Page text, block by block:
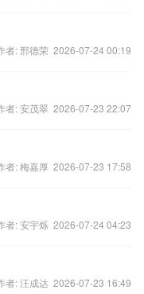
者: 邢德荣 2026-07-24 00:19
者: 安茂翠 2026-07-23 22:07
者: 梅嘉厚 2026-07-23 17:58
者: 安宇烁 2026-07-24 04:23
者: 汪成达 2026-07-23 16:49